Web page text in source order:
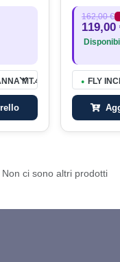
ad
MT.4,20 AZ.5 20-80GR
differenti
carbonio ad
altissima
con…
162,00 €
119,00
● FLY
Non ci sono altri prodotti